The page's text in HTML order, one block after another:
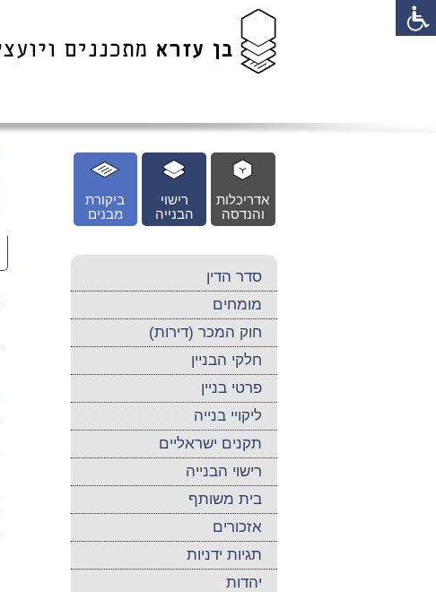
ביקורת
מבנים
רישוי
הבנייה
אדריכלות
והנדסה
סדר הדין
מומחים
חוק המכר (דירות)
חלקי הבניין
פרטי בניין
ליקויי בנייה
תקנים ישראליים
רישוי הבנייה
בית משותף
אזכורים
תגיות ידניות
יהדות